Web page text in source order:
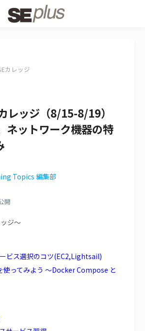
カレッジ
レッジ（8/15-8/19）
ネットワーク機器の特
Topics 編集部
開
ジ～
ービス選択のコツ(EC2,Lightsail)
使ってみよう ～Docker Compose と